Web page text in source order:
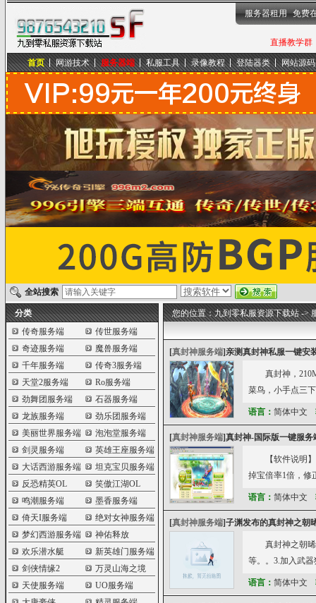
九到零私服资源下载站
直播教学群
服务器租用 免费
首页 网游技术 服务器端 私服工具 录像教程 登陆器类 网站源码
全站搜索
分类
传奇服务端
传世服务端
奇迹服务端
魔兽服务端
千年服务端
传奇3服务端
天堂2服务端
Ro服务端
劲舞团服务端
石器服务端
龙族服务端
劲乐团服务端
美丽世界服务端
泡泡堂服务端
剑灵服务端
英雄王座服务端
大话西游服务端
坦克宝贝服务端
反恐精英OL
笑傲江湖OL
鸣潮服务端
墨香服务端
倚天I服务端
绝对女神服务端
梦幻西游服务端
神佑释放
欢乐潜水艇
新英雄门服务端
剑侠情缘2
万灵山海之境
天使服务端
UO服务端
您的位置：九到零私服资源下载站->
[真封神服务端]亲测真封神私服一键安
真封神，
菜鸟，小手点三
语言： 简体中文
[真封神服务端]真封神-国际版一键服务
【软件说明
掉宝倍率1倍，修
语言： 简体中文
[真封神服务端]子渊发布的真封神之朝
真封神之朝
等。。3.加入武
语言： 简体中文